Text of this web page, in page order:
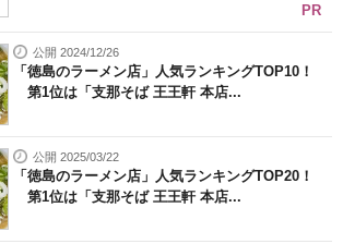
PR
公開 2024/12/26
「徳島のラーメン店」人気ランキングTOP10！
第1位は「支那そば 王王軒 本店...
公開 2025/03/22
「徳島のラーメン店」人気ランキングTOP20！
第1位は「支那そば 王王軒 本店...